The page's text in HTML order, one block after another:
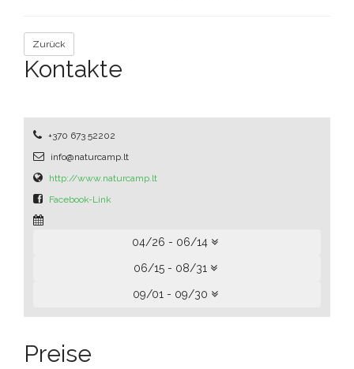
Zurück
Kontakte
+370 673 52202
info@naturcamp.lt
http://www.naturcamp.lt
Facebook-Link
04/26 - 06/14
06/15 - 08/31
09/01 - 09/30
Preise